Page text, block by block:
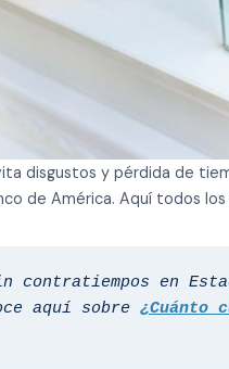
disgustos y pérdida de
de América. Aquí todos
contratiempos en
aquí sobre ¿Cuánto